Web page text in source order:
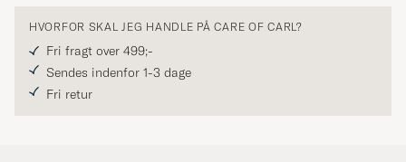
HVORFOR SKAL JEG HANDLE PÅ CARE OF CARL?
Fri fragt over 499;-
Sendes indenfor 1-3 dage
Fri retur